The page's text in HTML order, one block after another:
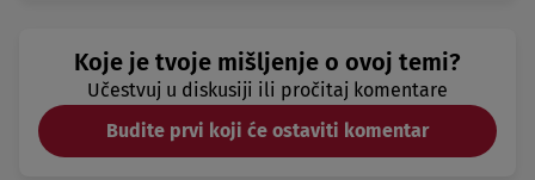
Koje je tvoje mišljenje o ovoj temi?
Učestvuj u diskusiji ili pročitaj komentare
Budite prvi koji će ostaviti komentar